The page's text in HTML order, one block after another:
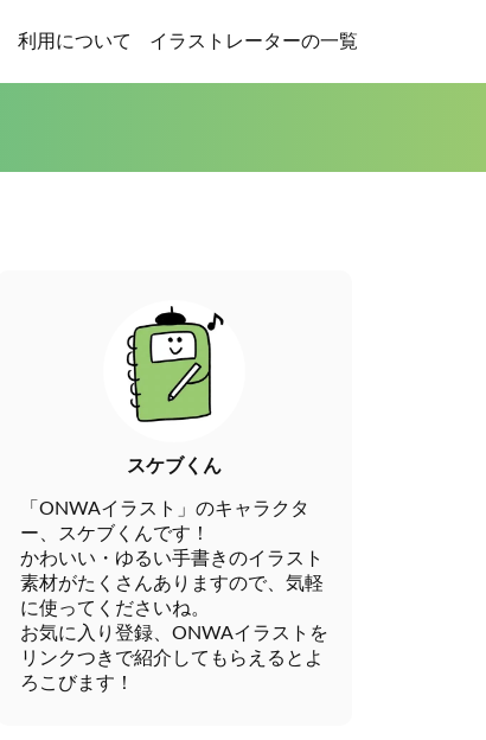
利用について イラストレーターの一覧
スケブくん
「ONWAイラスト」のキャラクタ
ー、スケブくんです！
かわいい・ゆるい手書きのイラスト
素材がたくさんありますので、気軽
に使ってくださいね。
お気に入り登録、ONWAイラストを
リンクつきで紹介してもらえるとよ
ろこびます！